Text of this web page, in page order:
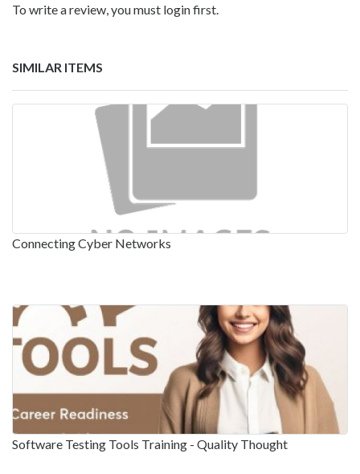
To write a review, you must login first.
SIMILAR ITEMS
Connecting Cyber Networks
Software Testing Tools Training - Quality Thought